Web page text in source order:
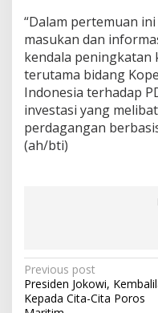
“Dalam pertemuan
masukan dan
kendala peningkatan
terutama bidang
Indonesia terhadap
investasi yang
perdagangan
(ah/bti)
P
o
Previous post
Presiden Jokowi,
Kepada Cita-Cita Poros